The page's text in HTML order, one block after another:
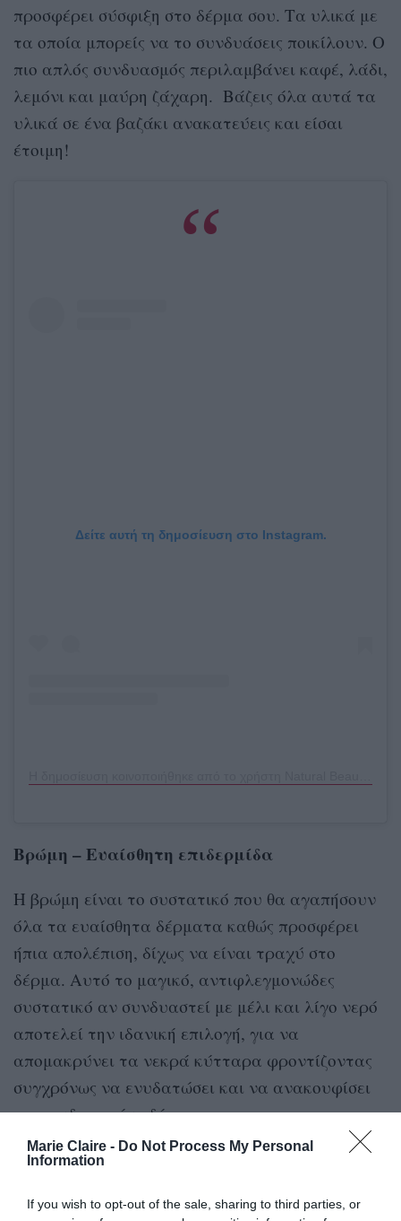
Marie Claire - Do Not Process My Personal
Information
If you wish to opt-out of the sale, sharing to third parties, or
προσφέρει σύσφιξη στο δέρμα σου. Τα υλικά με
τα οποία μπορείς να το συνδυάσεις ποικίλουν. O
πιο απλός συνδυασμός περιλαμβάνει καφέ, λάδι,
λεμόνι και μαύρη ζάχαρη. Βάζεις όλα αυτά τα
υλικά σε ένα βαζάκι ανακατεύεις και είσαι
έτοιμη!
Δείτε αυτή τη δημοσίευση στο Instagram.
Βρώμη – Ευαίσθητη επιδερμίδα
Η βρώμη είναι το συστατικό που θα αγαπήσουν
όλα τα ευαίσθητα δέρματα καθώς προσφέρει
ήπια απολέπιση, δίχως να είναι τραχύ στο
δέρμα. Αυτό το μαγικό, αντιφλεγμονώδες
συστατικό αν συνδυαστεί με μέλι και λίγο νερό
αποτελεί την ιδανική επιλογή, για να
απομακρύνει τα νεκρά κύτταρα φροντίζοντας
συγχρόνως να ενυδατώσει και να ανακουφίσει
το αφυδατωμένο δέρμα.